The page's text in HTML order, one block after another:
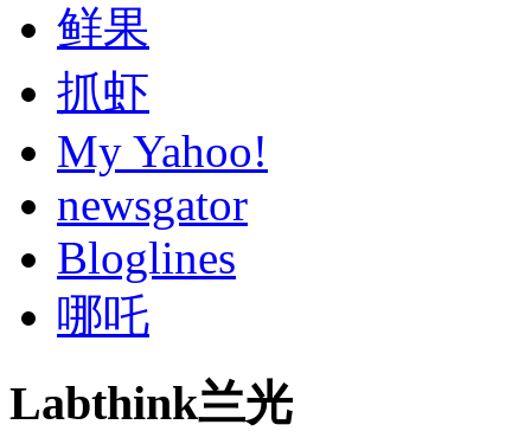
鲜果
抓虾
My Yahoo!
newsgator
Bloglines
哪吒
Labthink兰光